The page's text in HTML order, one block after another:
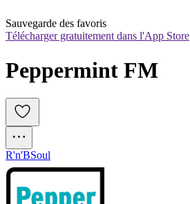
Sauvegarde des favoris
Télécharger gratuitement dans l'App Store
Peppermint FM
R'n'BSoul